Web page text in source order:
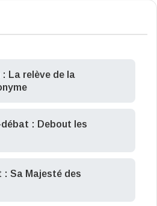
La relève de la
: Debout les
: Sa Majesté des